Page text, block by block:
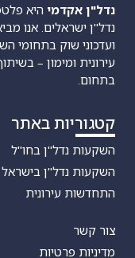
נדל"ן אקדמי היא
נדל"ן ישראלים. אנו
ועדכוני שוק בתחומי
עירונית ומימון –
בתחום.
קטגוריות באתר
השקעות נדל"ן בחו"ל
השקעות נדל"ן בישראל
התחדשות עירונית
צור קשר
מדיניות פרטיות